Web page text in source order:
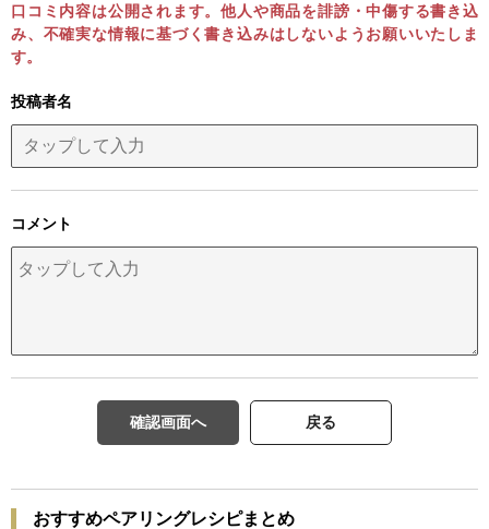
口コミ内容は公開されます。他人や商品を誹謗・中傷する書き込
み、不確実な情報に基づく書き込みはしないようお願いいたしま
す。
投稿者名
コメント
確認画面へ 戻る
おすすめペアリングレシピまとめ